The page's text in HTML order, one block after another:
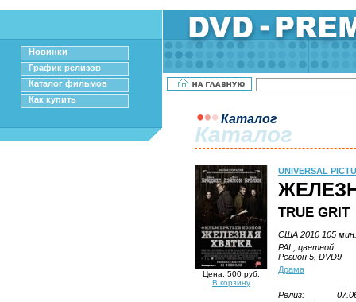
Новинки
График релизов
Каталог фильмов
Как купить
Каталог
Каталог
Цена: 500 руб.
В корзину
UNIVERSAL
TRUE GRIT
США 2010 105 мин.
PAL, цветной
Регион 5, DVD9
Драма
Релиз: